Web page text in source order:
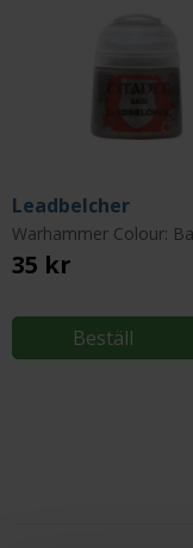
Leadbelcher
35 kr
Beställ